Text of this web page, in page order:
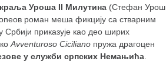
краља Уроша II Милутина (Стефан Урош
роман меша фикцију са стварним
Србији приказује као део ширих
Avventuroso Ciciliano пружа драгоцен
у служби српских Немањића.